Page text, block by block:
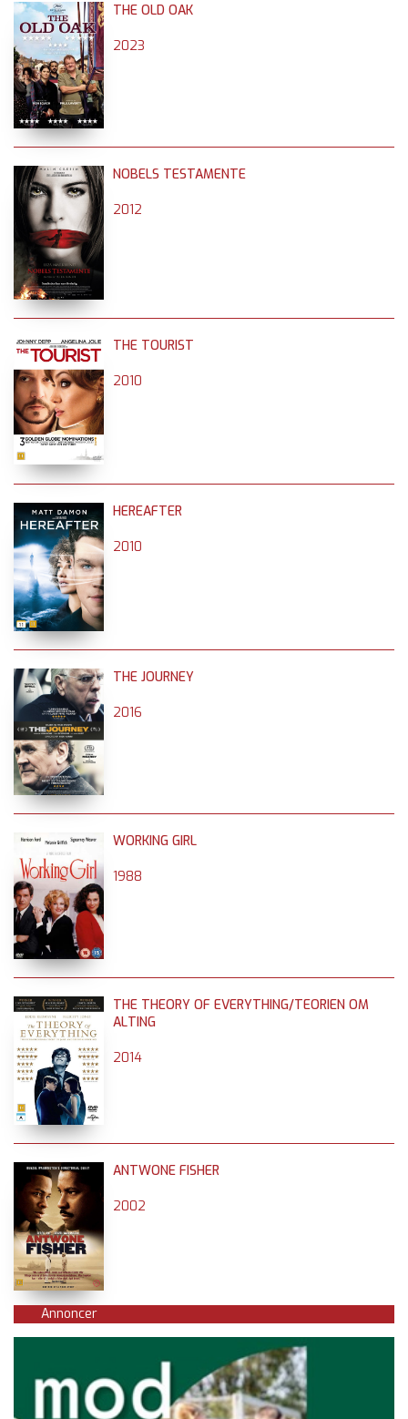
THE OLD OAK
2023
NOBELS TESTAMENTE
2012
THE TOURIST
2010
HEREAFTER
2010
THE JOURNEY
2016
WORKING GIRL
1988
THE THEORY OF EVERYTHING/TEORIEN OM
ALTING
2014
ANTWONE FISHER
2002
Annoncer